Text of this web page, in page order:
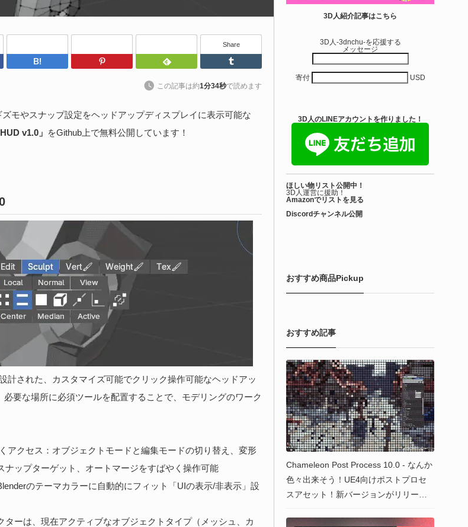
ktk.kumamoto氏によるUnity向けエフェクト教本「Unityエフェク
トレシピブック パーツを組み合わせて作れる」が2026年7月13日
続きを読む
SiroinoSotai | 完全無料＆CC0 で商用利用OK
2026-08-02
アバターモデラーの しろいの氏（@SiroinoWorks）が以前から進
捗共有を行っていた素体モデル「SironoSotai」をリリースしまし
Facebook はてなブックマークPinterest Feedly
Share
Tumblr
この記事は約1分34秒で読めます
ズモやスナップ設定をヘッドアップディスプレイに表示可能な
v1.0」 をGithub上で無料公開しています！
計された、カスタマイズ可能でクリック操作可能なヘッドアッ
要な場所に必須ツールを配置することで、モデリングのワーク
アクセス：オブジェクトモードと編集モードの切り替え、変形
ナップターゲット、オートマージをすばやく操作可能
のテーマカラーに自動的にフィット「UIの表示/非表示」設
ターは、現在アクティブなオブジェクトタイプ（メッシュ、カ
3D人紹介記事はこちら
3D人-3dnchu-を応援する
メッセージ
寄付 USD
3D人のLINEアカウントを作りました！
ほしい物リスト公開中！
3D人運営に援助！
Amazonでリストを見る
Discordチャンネル公開
おすすめ商品Pickup
おすすめ記事
Chameleon Post Process 10.0 - なんか
色々出来そう！UE4向けポストプロセ
スアセット！新バージョンがリリー